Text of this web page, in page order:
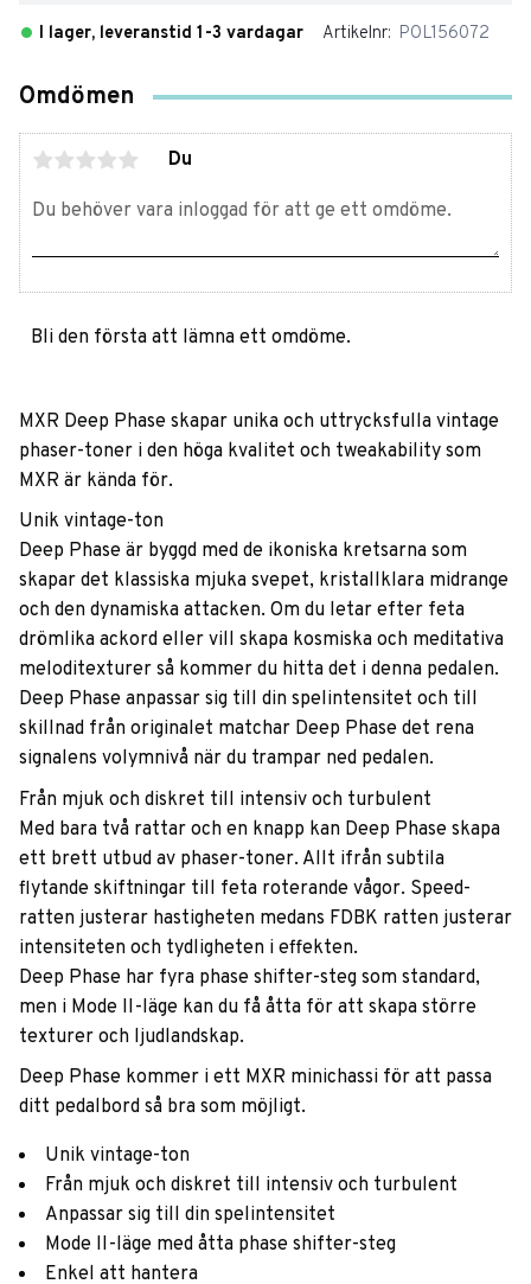
I lager, leveranstid 1-3 vardagar Artikelnr POL156072
Omdömen
Du
Bli den första att lämna ett omdöme.
MXR Deep Phase skapar unika och uttrycksfulla vintage
phaser-toner i den höga kvalitet och tweakability som
MXR är kända för.
Unik vintage-ton
Deep Phase är byggd med de ikoniska kretsarna som
skapar det klassiska mjuka svepet, kristallklara midrange
och den dynamiska attacken. Om du letar efter feta
drömlika ackord eller vill skapa kosmiska och meditativa
meloditexturer så kommer du hitta det i denna pedalen.
Deep Phase anpassar sig till din spelintensitet och till
skillnad från originalet matchar Deep Phase det rena
signalens volymnivå när du trampar ned pedalen.
Från mjuk och diskret till intensiv och turbulent
Med bara två rattar och en knapp kan Deep Phase skapa
ett brett utbud av phaser-toner. Allt ifrån subtila
flytande skiftningar till feta roterande vågor. Speed-
ratten justerar hastigheten medans FDBK ratten justerar
intensiteten och tydligheten i effekten.
Deep Phase har fyra phase shifter-steg som standard,
men i Mode II-läge kan du få åtta för att skapa större
texturer och ljudlandskap.
Deep Phase kommer i ett MXR minichassi för att passa
ditt pedalbord så bra som möjligt.
Unik vintage-ton
Från mjuk och diskret till intensiv och turbulent
Anpassar sig till din spelintensitet
Mode II-läge med åtta phase shifter-steg
Enkel att hantera